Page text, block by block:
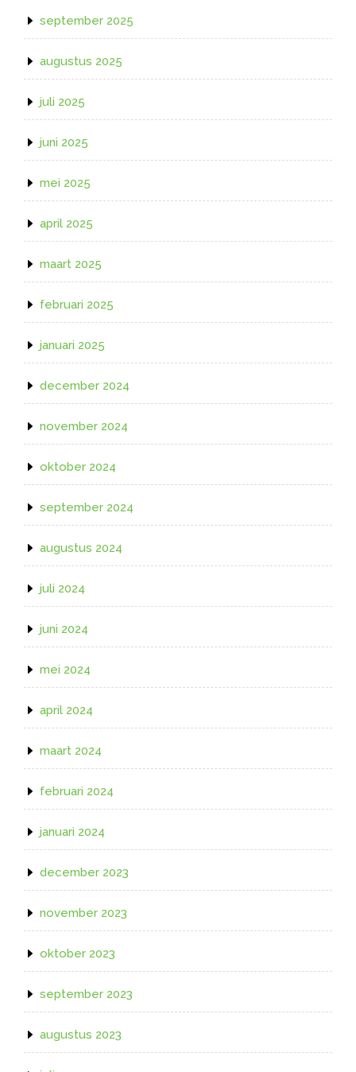
september 2025
augustus 2025
juli 2025
juni 2025
mei 2025
april 2025
maart 2025
februari 2025
januari 2025
december 2024
november 2024
oktober 2024
september 2024
augustus 2024
juli 2024
juni 2024
mei 2024
april 2024
maart 2024
februari 2024
januari 2024
december 2023
november 2023
oktober 2023
september 2023
augustus 2023